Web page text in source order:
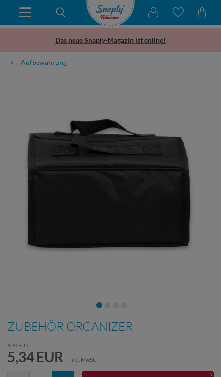
Das neue Snaply-Magazin ist online!
Aufbewahrung
ZUBEHÖR ORGANIZER
8,90 EUR
5,34 EUR inkl. MwSt.